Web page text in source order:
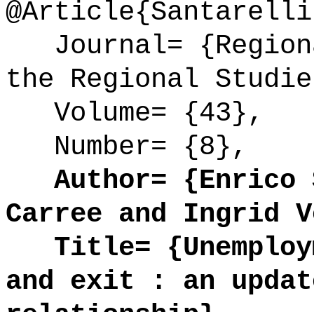
Journal=
the Regional
Volume= {43},
Number= {8},
Author= {Enrico
Carree and Ingrid
Title=
and exit : an